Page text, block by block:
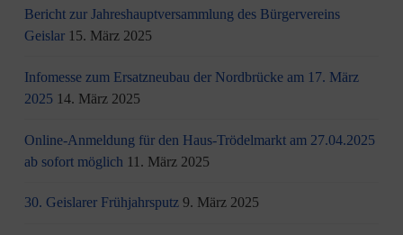
Bericht zur Jahreshauptversammlung des Bürgervereins
Geislar 15. März 2025
Infomesse zum Ersatzneubau der Nordbrücke am 17. März
2025 14. März 2025
Online-Anmeldung für den Haus-Trödelmarkt am 27.04.2025
ab sofort möglich 11. März 2025
30. Geislarer Frühjahrsputz 9. März 2025